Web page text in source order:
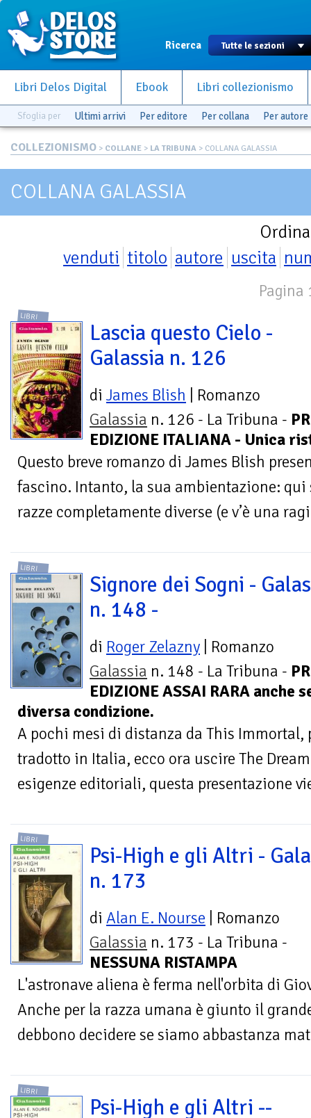
Ricerca
Libri Delos Digital Ebook Libri collezionismo
Sfoglia per Ultimi arrivi Per editore Per collana Per autore
COLLEZIONISMO > COLLANE > LA TRIBUNA > COLLANA GALASSIA
COLLANA GALASSIA
venduti titolo autore uscita
Pagina
LIBRI
Lascia questo Cielo -
Galassia n. 126
di James Blish | Romanzo
Galassia n. 126 - La Tribuna -
EDIZIONE ITALIANA - Unica
Questo breve romanzo di James Blish
fascino. Intanto, la sua ambientazione:
razze completamente diverse (e v’è una
LIBRI
Signore dei Sogni -
n. 148 -
di Roger Zelazny | Romanzo
Galassia n. 148 - La Tribuna -
EDIZIONE ASSAI RARA anche
diversa condizione.
A pochi mesi di distanza da This Immortal,
tradotto in Italia, ecco ora uscire The
esigenze editoriali, questa presentazione
LIBRI
Psi-High e gli Altri -
n. 173
di Alan E. Nourse | Romanzo
Galassia n. 173 - La Tribuna -
NESSUNA RISTAMPA
L'astronave aliena è ferma nell'orbita di
Anche per la razza umana è giunto il
debbono decidere se siamo abbastanza
LIBRI
Psi-High e gli Altri --